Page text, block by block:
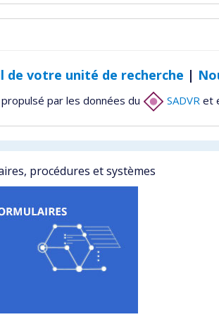
de votre unité de recherche |
par les données du SADVR et
procédures et systèmes